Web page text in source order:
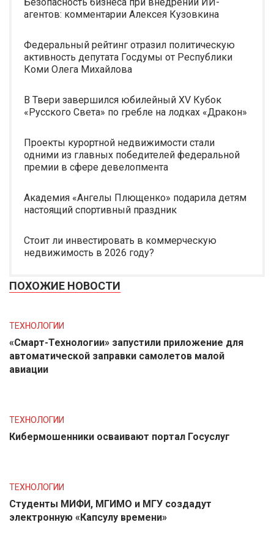
агентов: комментарии Алексея Кузовкина
Федеральный рейтинг отразил политическую
активность депутата Госдумы от Республики
Коми Олега Михайлова
В Твери завершился юбилейный XV Кубок
«Русского Света» по гребле на лодках «Дракон»
Проекты курортной недвижимости стали
одними из главных победителей федеральной
премии в сфере девелопмента
Академия «Ангелы Плющенко» подарила детям
настоящий спортивный праздник
Стоит ли инвестировать в коммерческую
недвижимость в 2026 году?
ПОХОЖИЕ НОВОСТИ
ТЕХНОЛОГИИ
«Смарт-Технологии» запустили приложение для
автоматической заправки самолетов малой
авиации
ТЕХНОЛОГИИ
Кибермошенники осваивают портал Госуслуг
ТЕХНОЛОГИИ
Студенты МИФИ, МГИМО и МГУ создадут
электронную «Капсулу времени»